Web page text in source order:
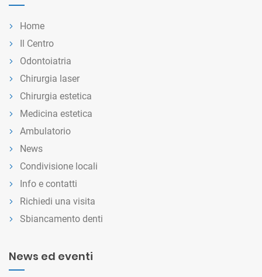
Home
Il Centro
Odontoiatria
Chirurgia laser
Chirurgia estetica
Medicina estetica
Ambulatorio
News
Condivisione locali
Info e contatti
Richiedi una visita
Sbiancamento denti
News ed eventi